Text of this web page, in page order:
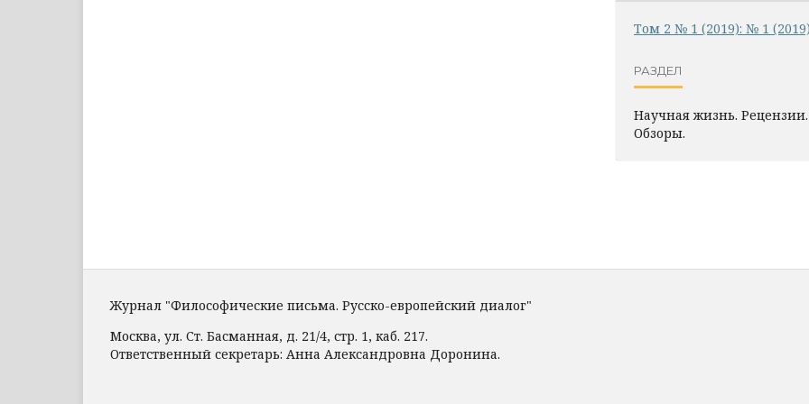
Том 2 № 1 (2019): № 1
РАЗДЕЛ
Научная жизнь. Рецензии.
Обзоры.
Журнал "Философические письма. Русско-европейский диалог"
Москва, ул. Ст. Басманная, д. 21/4, стр. 1, каб. 217.
Ответственный секретарь: Анна Александровна Доронина.